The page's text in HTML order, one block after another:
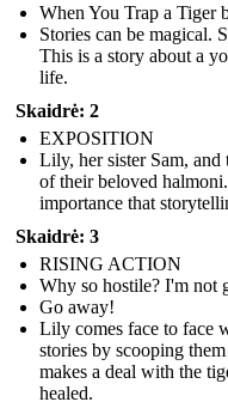
When You Trap a Tiger
Stories can be magical.
This is a story about a
life.
Skaidrė: 2
EXPOSITION
Lily, her sister Sam, and
of their beloved
importance that
Skaidrė: 3
RISING ACTION
Why so hostile? I'm not
Go away!
Lily comes face to face
stories by scooping
makes a deal with the
healed.